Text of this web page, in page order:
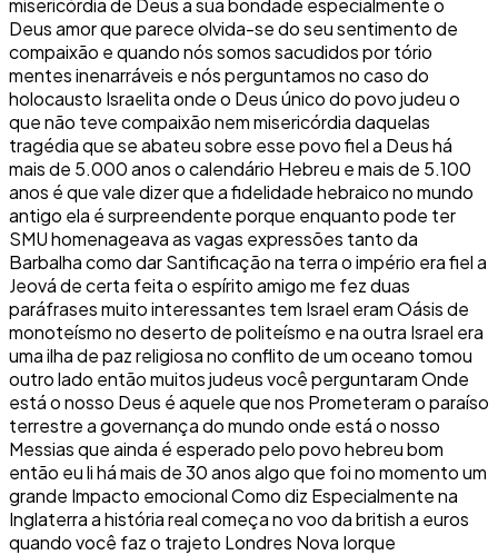
misericórdia de Deus a sua bondade especialmente o
Deus amor que parece olvida-se do seu sentimento de
compaixão e quando nós somos sacudidos por tório
mentes inenarráveis e nós perguntamos no caso do
holocausto Israelita onde o Deus único do povo judeu o
que não teve compaixão nem misericórdia daquelas
tragédia que se abateu sobre esse povo fiel a Deus há
mais de 5.000 anos o calendário Hebreu e mais de 5.100
anos é que vale dizer que a fidelidade hebraico no mundo
antigo ela é surpreendente porque enquanto pode ter
SMU homenageava as vagas expressões tanto da
Barbalha como dar Santificação na terra o império era fiel a
Jeová de certa feita o espírito amigo me fez duas
paráfrases muito interessantes tem Israel eram Oásis de
monoteísmo no deserto de politeísmo e na outra Israel era
uma ilha de paz religiosa no conflito de um oceano tomou
outro lado então muitos judeus você perguntaram Onde
está o nosso Deus é aquele que nos Prometeram o paraíso
terrestre a governança do mundo onde está o nosso
Messias que ainda é esperado pelo povo hebreu bom
então eu li há mais de 30 anos algo que foi no momento um
grande Impacto emocional Como diz Especialmente na
Inglaterra a história real começa no voo da british a euros
quando você faz o trajeto Londres Nova Iorque